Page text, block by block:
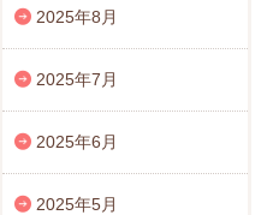
2025年8月
2025年7月
2025年6月
2025年5月